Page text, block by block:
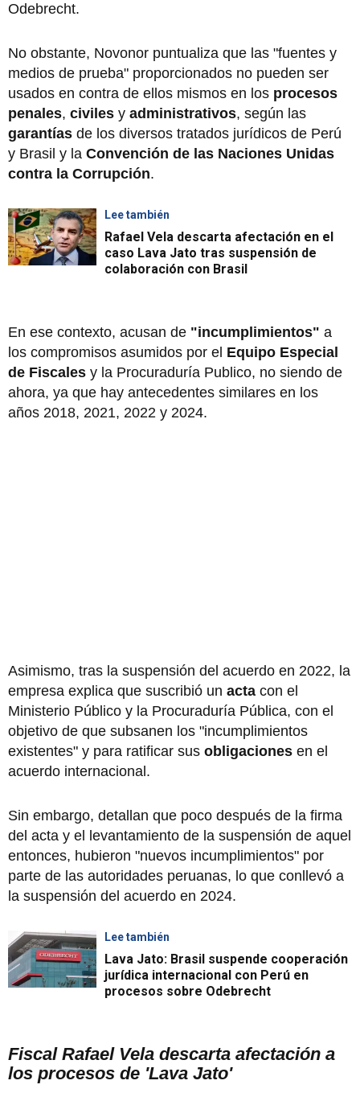
Odebrecht.
No obstante, Novonor puntualiza que las "fuentes y
medios de prueba" proporcionados no pueden ser
usados en contra de ellos mismos en los procesos
penales, civiles y administrativos, según las
garantías de los diversos tratados jurídicos de Perú
y Brasil y la Convención de las Naciones Unidas
contra la Corrupción.
Lee también
Rafael Vela descarta afectación en el
caso Lava Jato tras suspensión de
colaboración con Brasil
En ese contexto, acusan de "incumplimientos" a
los compromisos asumidos por el Equipo Especial
de Fiscales y la Procuraduría Publico, no siendo de
ahora, ya que hay antecedentes similares en los
años 2018, 2021, 2022 y 2024.
Asimismo, tras la suspensión del acuerdo en 2022, la
empresa explica que suscribió un acta con el
Ministerio Público y la Procuraduría Pública, con el
objetivo de que subsanen los "incumplimientos
existentes" y para ratificar sus obligaciones en el
acuerdo internacional.
Sin embargo, detallan que poco después de la firma
del acta y el levantamiento de la suspensión de aquel
entonces, hubieron "nuevos incumplimientos" por
parte de las autoridades peruanas, lo que conllevó a
la suspensión del acuerdo en 2024.
Lee también
Lava Jato: Brasil suspende cooperación
jurídica internacional con Perú en
procesos sobre Odebrecht
Fiscal Rafael Vela descarta afectación a
los procesos de 'Lava Jato'